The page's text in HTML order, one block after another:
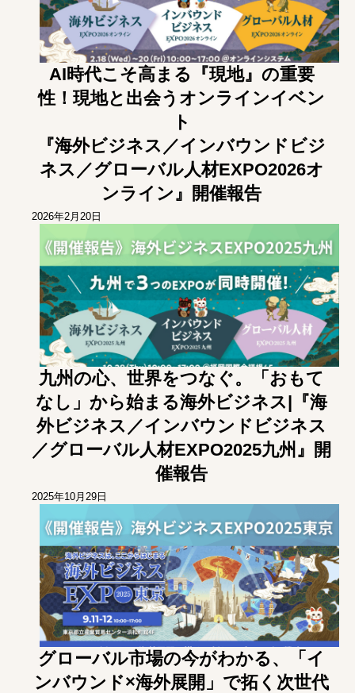
AI時代こそ高まる『現地』の重要
性！現地と出会うオンラインイベン
ト
『海外ビジネス／インバウンドビジ
ネス／グローバル人材EXPO2026オ
ンライン』開催報告
2026年2月20日
九州の心、世界をつなぐ。「おもて
なし」から始まる海外ビジネス|『海
外ビジネス／インバウンドビジネス
／グローバル人材EXPO2025九州』開
催報告
2025年10月29日
グローバル市場の今がわかる、「イ
ンバウンド×海外展開」で拓く次世代